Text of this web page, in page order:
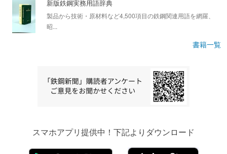
新版鉄鋼実務用語辞典
製品から技術・原材料など4,500項目の鉄鋼関連用語を網羅、
昭...
書籍一覧
スマホアプリ提供中！下記よりダウンロード